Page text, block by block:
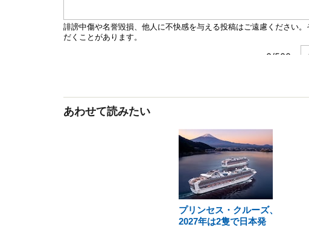
あわせて読みたい
プリンセス・クルーズ、
2027年は2隻で日本発